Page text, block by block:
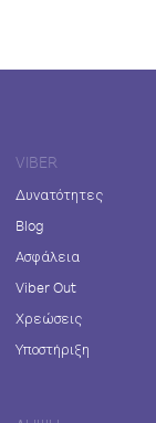
VIBER
Δυνατότητες
Blog
Ασφάλεια
Viber Out
Χρεώσεις
Υποστήριξη